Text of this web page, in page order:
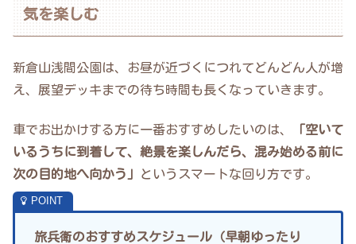
気を楽しむ
新倉山浅間公園は、お昼が近づくにつれてどんどん人が増
え、展望デッキまでの待ち時間も長くなっていきます。
車でお出かけする方に一番おすすめしたいのは、
「空いて
いるうちに到着して、絶景を楽しんだら、混み始める前に
次の目的地へ向かう」
というスマートな回り方です。
旅兵衛のおすすめスケジュール（早朝ゆったり